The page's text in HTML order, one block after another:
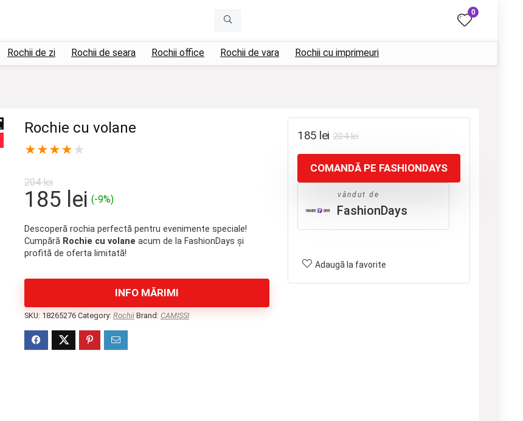
0
Rochii de zi Rochii de seara Rochii office Rochii de vara Rochii cu imprimeuri
Rochie cu volane
★★★★ ★
204lei
Prețul
a
fost:
185 leiPrețul
este:
185 lei.
(-9%)
Descoperă rochia perfectă pentru evenimente speciale!
Cumpără Rochie cu volane acum de la FashionDays și
profită de oferta limitată!
INFO MĂRIMI
SKU: 18265276 Category: Rochii Brand: CAMISSI
204leiPrețul
inițial
a
fost:
204 lei.
185 lei
Prețul
curent
este:
185 lei.
COMANDĂ PE FASHIONDAYS
vândut de
FashionDays
Adaugă la favorite